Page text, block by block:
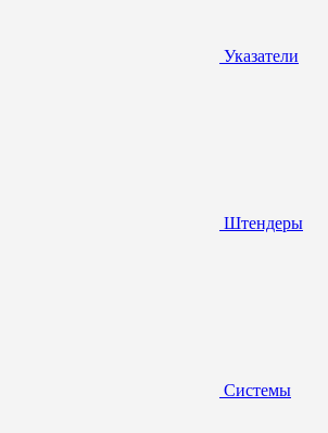
Указатели
Штендеры
Системы